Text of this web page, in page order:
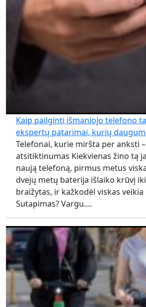
Kaip pailginti išmaniojo telefono
ekspertų patarimai, kurių
Telefonai, kurie miršta per anksti
atsitiktinumas Kiekvienas žino tą
naują telefoną, pirmus metus
dvejų metų baterija išlaiko krūvį
braižytas, ir kažkodėl viskas veikia
Sutapimas? Vargu.…